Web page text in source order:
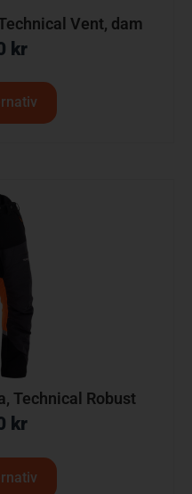
Vent, dam
kr
Technical Robust
kr